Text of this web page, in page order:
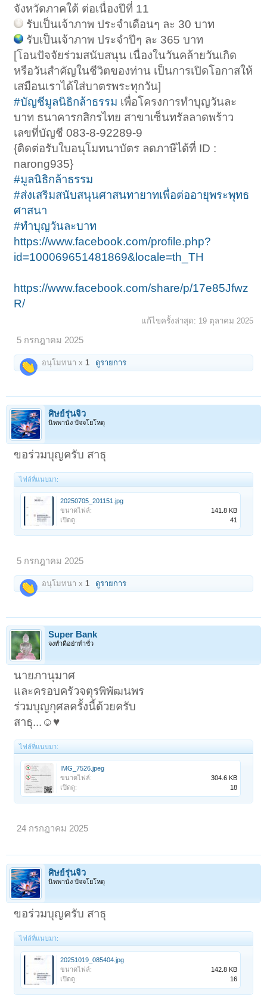
จังหวัดภาคใต้ ต่อเนื่องปีที่ 11
รับเป็นเจ้าภาพ ประจำเดือนๆ ละ 30 บาท
รับเป็นเจ้าภาพ ประจำปีๆ ละ 365 บาท
[โอนปัจจัยร่วมสนับสนุน เนื่องในวันคล้ายวันเกิด
หรือวันสำคัญในชีวิตของท่าน เป็นการเปิดโอกาสให้
เสมือนเราได้ใส่บาตรพระทุกวัน]
#บัญชีมูลนิธิกล้าธรรม เพื่อโครงการทำบุญวันละ
บาท ธนาคารกสิกรไทย สาขาเซ็นทรัลลาดพร้าว
เลขที่บัญชี 083-8-92289-9
{ติดต่อรับใบอนุโมทนาบัตร ลดภาษีได้ที่ ID :
narong935}
#มูลนิธิกล้าธรรม
#ส่งเสริมสนับสนุนศาสนทายาทเพื่อต่ออายุพระพุทธ
ศาสนา
#ทำบุญวันละบาท
https://www.facebook.com/profile.php?
id=100069651481869&locale=th_TH
https://www.facebook.com/share/p/17e85Jfwz
R/
แก้ไขครั้งล่าสุด: 19 ตุลาคม 2025
5 กรกฎาคม 2025
อนุโมทนา x 1 ดูรายการ
ศิษย์รุ่นจิ๋ว
นิพพานัง ปัจจโยโหตุ
ขอร่วมบุญครับ สาธุ
ไฟล์ที่แนบมา:
20250705_201151.jpg
ขนาดไฟล์:
141.8 KB
เปิดดู:
41
5 กรกฎาคม 2025
อนุโมทนา x1 ดูรายการ
Super Bank
จงทำดีอย่าทำชั่ว
นายภานุมาศ
และครอบครัวจตุรพิพัฒนพร
ร่วมบุญกุศลครั้งนี้ด้วยครับ
สาธุ...☺️♥️
ไฟล์ที่แนบมา:
IMG_7526.jpeg
ขนาดไฟล์:
304.6 KB
เปิดดู:
18
24 กรกฎาคม 2025
ศิษย์รุ่นจิ๋ว
นิพพานัง ปัจจโยโหตุ
ขอร่วมบุญครับ สาธุ
ไฟล์ที่แนบมา:
20251019_085404.jpg
ขนาดไฟล์:
142.8 KB
เปิดดู:
16